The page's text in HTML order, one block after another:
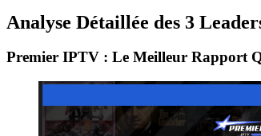
Analyse Détaillée des 3
Premier IPTV : Le Meilleur Rapport